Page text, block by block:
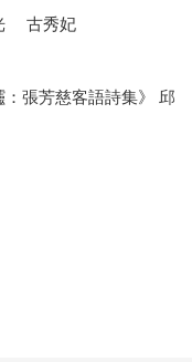
古秀妃
張芳慈客語詩集》 邱